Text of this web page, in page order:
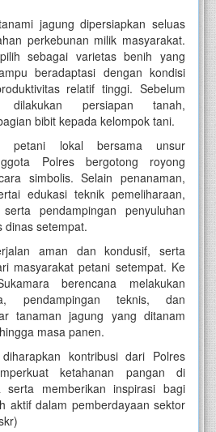
jagung dipersiapkan seluas
perkebunan milik masyarakat.
sebagai varietas benih yang
beradaptasi dengan kondisi
relatif tinggi. Sebelum
dilakukan persiapan tanah,
bibit kepada kelompok tani.
petani lokal bersama unsur
Polres bergotong royong
simbolis. Selain penanaman,
edukasi teknik pemeliharaan,
pendampingan penyuluhan
dinas setempat.
aman dan kondusif, serta
masyarakat petani setempat. Ke
berencana melakukan
pendampingan teknis, dan
tanaman jagung yang ditanam
masa panen.
kontribusi dari Polres
ketahanan pangan di
serta memberikan inspirasi bagi
aktif dalam pemberdayaan sektor